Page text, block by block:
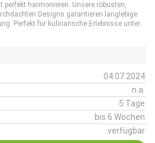
perfekt harmonieren. Unsere robusten,
Designs garantieren langlebige
Perfekt für kulinarische Erlebnisse unter
04.07.2024
n.a.
5 Tage
bis 6 Wochen
verfügbar